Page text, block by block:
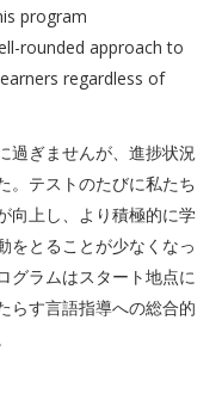
program
rounded approach to
regardless of
過ぎませんが、進捗状況
。テストのたびに私たち
向上し、より積極的に学
をとることが少なくなっ
グラムはスタート地点に
らす言語指導への総合的